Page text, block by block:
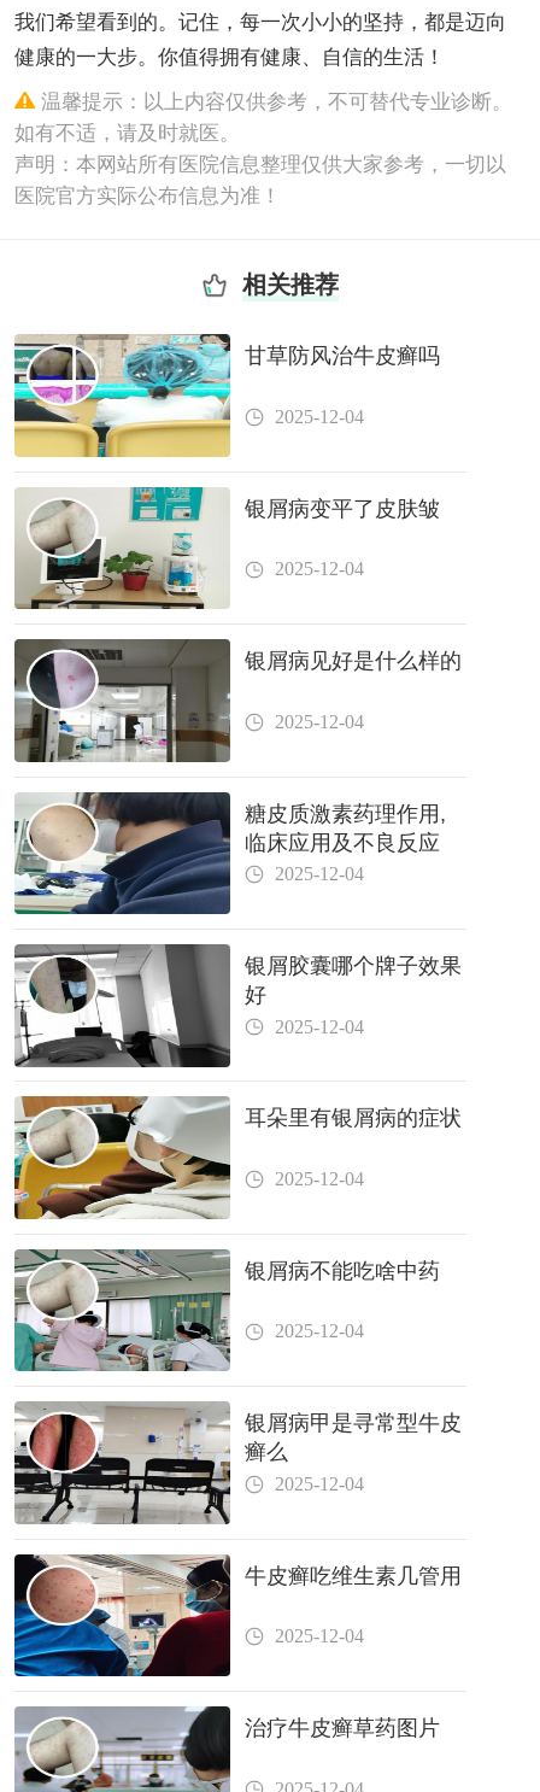
我们希望看到的。记住，每一次小小的坚持，都是迈向
健康的一大步。你值得拥有健康、自信的生活！
温馨提示：以上内容仅供参考，不可替代专业诊断。
如有不适，请及时就医。
声明：本网站所有医院信息整理仅供大家参考，一切以
医院官方实际公布信息为准！
相关推荐
甘草防风治牛皮癣吗
2025-12-04
银屑病变平了皮肤皱
2025-12-04
银屑病见好是什么样的
2025-12-04
糖皮质激素药理作用,
临床应用及不良反应
2025-12-04
银屑胶囊哪个牌子效果
好
2025-12-04
耳朵里有银屑病的症状
2025-12-04
银屑病不能吃啥中药
2025-12-04
银屑病甲是寻常型牛皮
癣么
2025-12-04
牛皮癣吃维生素几管用
2025-12-04
治疗牛皮癣草药图片